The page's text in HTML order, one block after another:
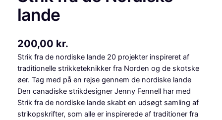
lande
200,00 kr.
Strik fra de nordiske lande 20 projekter inspireret af
traditionelle strikketeknikker fra Norden og de skotske
øer. Tag med på en rejse gennem de nordiske lande
Den canadiske strikdesigner Jenny Fennell har med
Strik fra de nordiske lande skabt en udsøgt samling af
strikopskrifter, som alle er inspirerede af traditioner fra